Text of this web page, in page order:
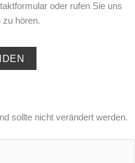
oder rufen Sie uns
zu hören.
sollte nicht verändert werden.